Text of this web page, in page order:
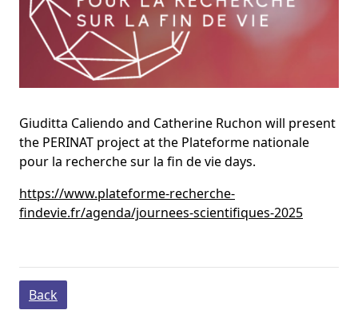
Giuditta Caliendo and Catherine Ruchon will present
the PERINAT project at the Plateforme nationale
pour la recherche sur la fin de vie days.
https://www.plateforme-recherche-
findevie.fr/agenda/journees-scientifiques-2025
Back